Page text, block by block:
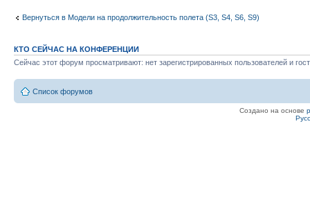
Вернуться в Модели на продолжительность полета (S3, S4, S6, S9)
КТО СЕЙЧАС НА КОНФЕРЕНЦИИ
Сейчас этот форум просматривают: нет зарегистрированных пользователей и
Список форумов
Создано на основе